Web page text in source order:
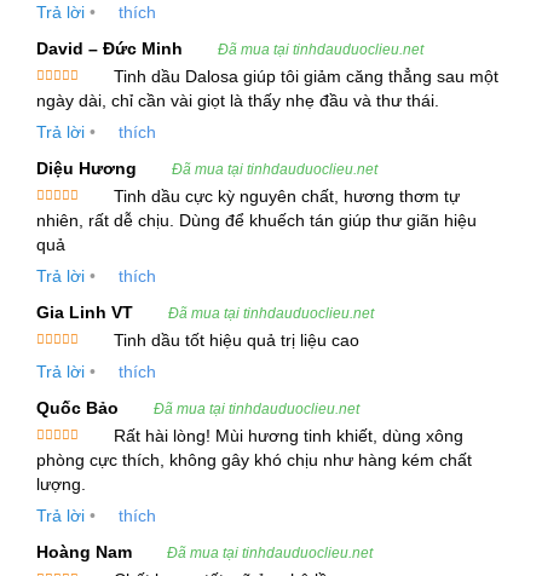
Phương Pháp Chiết Xuất:Ép lạnh
Màu Sắc:
Màu cam đậm
Tỷ Trọng ở 20ºC:0.840 – 0.854
Chỉ Số Khúc Xạ ở 20ºC:1.4700 – 1.4760
Góc Quay Cực ở 20ºC:
+87° đến +97°
Limonene
Citronellal
Geranial
một hợp chất chống oxy hóa mạnh mẽ, giúp hỗ trợ
hạng
55
Trả lời •
thích
David – Đức Minh
Đã mua tại tinhdauduoclieu.net
Được xếp
hạng5 5
Tinh dầu Dalosa giúp tôi giảm căng thẳng sau một
ngày dài, chỉ cần vài giọt là thấy nhẹ đầu và thư thái.
Trả lời •
thích
Diệu Hương
Đã mua tại tinhdauduoclieu.net
Được xếp
hạng55
sao
Tinh dầu cực kỳ nguyên chất, hương thơm tự
nhiên, rất dễ chịu. Dùng để khuếch tán giúp thư giãn hiệu
quả
Trả lời •
thích
Gia Linh VT
Đã mua tại tinhdauduoclieu.net
hạng
55
Tinh dầu tốt hiệu quả trị liệu cao
Trả lời •
thích
Quốc Bảo
Đã mua tại tinhdauduoclieu.net
Được xếp
hạng55
sao
Rất hài lòng! Mùi hương tinh khiết, dùng xông
phòng cực thích, không gây khó chịu như hàng kém chất
lượng.
Trả lời •
thích
Hoàng Nam
Đã mua tại tinhdauduoclieu.net